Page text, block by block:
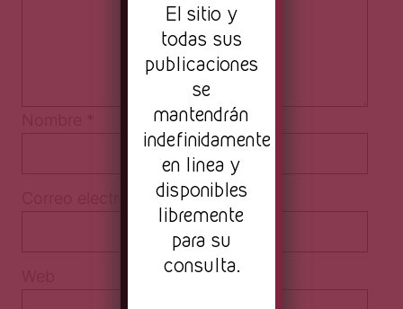
Correo electrónico*
El sitio y
todas sus
publicaciones
se
mantendrán
indefinidamente
en linea y
disponibles
libremente
para su
consulta.